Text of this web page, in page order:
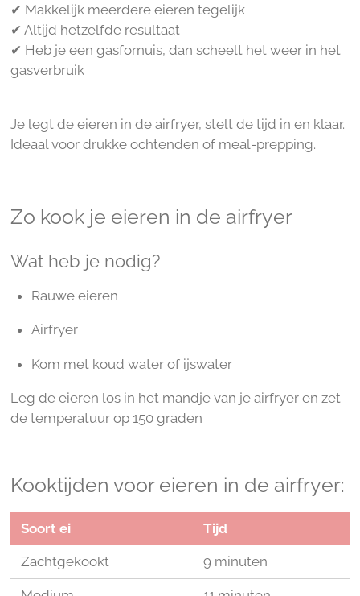
✔ Makkelijk meerdere eieren tegelijk
✔ Altijd hetzelfde resultaat
✔ Heb je een gasfornuis, dan scheelt het weer in het
gasverbruik
Je legt de eieren in de airfryer, stelt de tijd in en klaar.
Ideaal voor drukke ochtenden of meal-prepping.
Zo kook je eieren in de airfryer
Wat heb je nodig?
Rauwe eieren
Airfryer
Kom met koud water of ijswater
Leg de eieren los in het mandje van je airfryer en zet
de temperatuur op 150 graden
Kooktijden voor eieren in de airfryer:
Soort ei Tijd
Zachtgekookt 9 minuten